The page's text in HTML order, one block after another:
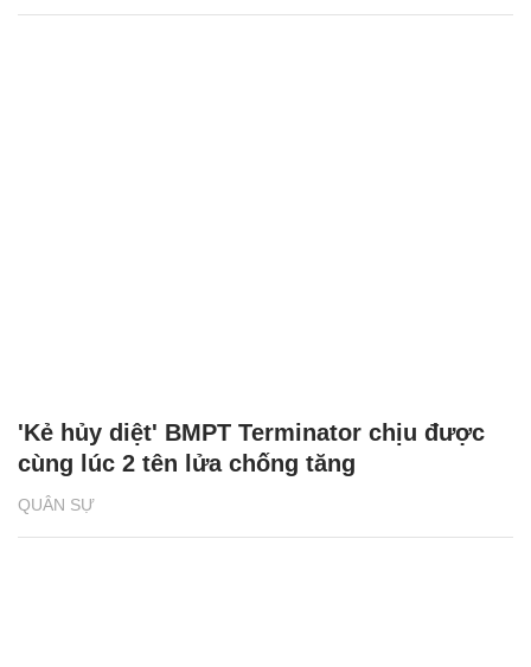
QUÂN SỰ
'Kẻ hủy diệt' BMPT Terminator chịu được
cùng lúc 2 tên lửa chống tăng